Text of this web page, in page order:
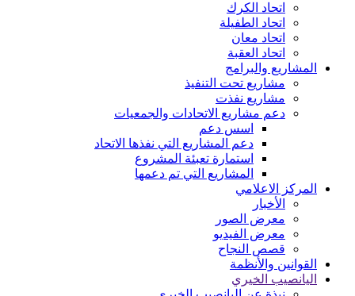
اتحاد الكرك
اتحاد الطفيلة
اتحاد معان
اتحاد العقبة
المشاريع والبرامج
مشاريع تحت التنفيذ
مشاريع نفذت
دعم مشاريع الاتحادات والجمعيات
اسس دعم
دعم المشاريع التي نفذها الاتحاد
استمارة تعبئة المشروع
المشاريع التي تم دعمها
المركز الاعلامي
الأخبار
معرض الصور
معرض الفيديو
قصص النجاح
القوانين والأنظمة
اليانصيب الخيري